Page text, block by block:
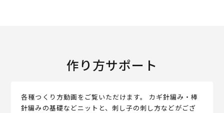
作り方サポート
各種つくり方動画をご覧いただけます。 カギ針編み・棒
針編みの基礎などニットと、刺し子の刺し方などがござ